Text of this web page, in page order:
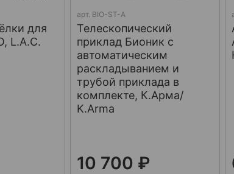
для
L.A.C.
арт. BIO-ST-A
Телескопический
приклад Бионик с
автоматическим
раскладыванием и
трубой приклада в
комплекте, К.Арма/
K.Arma
10 700 ₽